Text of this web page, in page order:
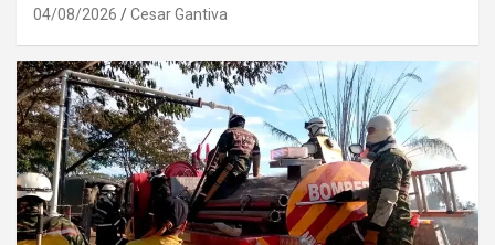
04/08/2026 Cesar Gantiva